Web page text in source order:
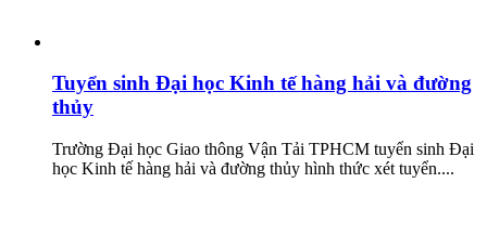
Tuyển sinh Đại học Kinh tế hàng hải và đường
thủy
Trường Đại học Giao thông Vận Tải TPHCM tuyển sinh Đại
học Kinh tế hàng hải và đường thủy hình thức xét tuyển....